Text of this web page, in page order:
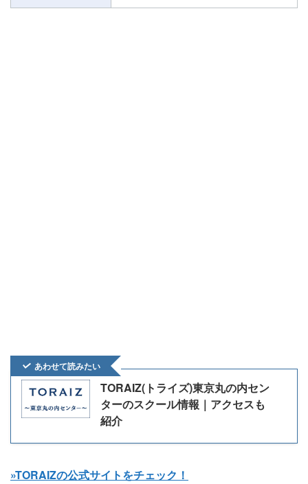
あわせて読みたい
TORAIZ(トライズ)東京丸の内セン
ターのスクール情報｜アクセスも
紹介
»TORAIZの公式サイトをチェック！